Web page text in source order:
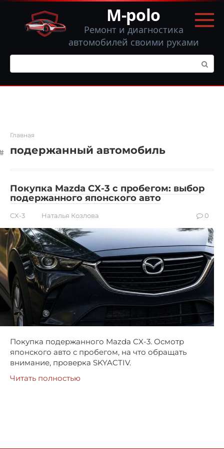
Перейти
контенту
M-polo
Ремонт и диагностика
автомобилей своими руками
Поиск:
Главная
подержанный автомобиль
Покупка Mazda CX-3 с пробегом: выбор
подержанного японского авто
CX-3 Наталья Козлова 0
Покупка подержанного Mazda CX-3. Осмотр
японского авто с пробегом, на что обращать
внимание, проверка SKYACTIV.
Читать полностью